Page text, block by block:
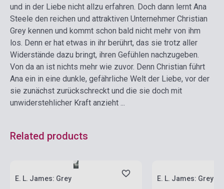
und in der Liebe nicht allzu erfahren. Doch dann lernt Ana
Steele den reichen und attraktiven Unternehmer Christian
Grey kennen und kommt schon bald nicht mehr von ihm
los. Denn er hat etwas in ihr berührt, das sie trotz aller
Widerstände dazu bringt, ihren Gefühlen nachzugeben.
Von da an ist nichts mehr wie zuvor. Denn Christian führt
Ana ein in eine dunkle, gefährliche Welt der Liebe, vor der
sie zunächst zurückschreckt und die sie doch mit
unwiderstehlicher Kraft anzieht ...
Related products
E. L. James: Grey E. L. James: Grey